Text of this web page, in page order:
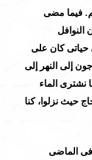
فيما مضى
النوافل
حياتى كان على
إلى النهر إلى
نشترى الماء
حيث نزلوا، كنا
الماضى